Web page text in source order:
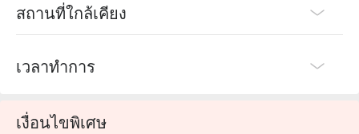
สถานที่ใกล้เคียง
เวลาทำการ
เงื่อนไขพิเศษ